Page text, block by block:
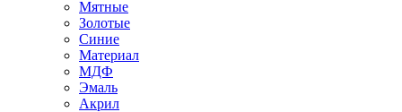
Мятные
Золотые
Синие
Материал
МДФ
Эмаль
Акрил